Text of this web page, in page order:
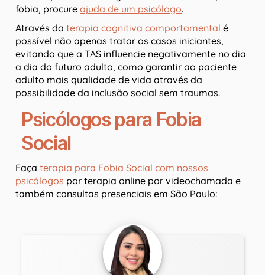
fobia, procure ajuda de um psicólogo.
Através da terapia cognitiva comportamental é
possível não apenas tratar os casos iniciantes,
evitando que a TAS influencie negativamente no dia
a dia do futuro adulto, como garantir ao paciente
adulto mais qualidade de vida através da
possibilidade da inclusão social sem traumas.
Psicólogos para Fobia
Social
Faça terapia para Fobia Social com nossos
psicólogos por terapia online por videochamada e
também consultas presenciais em São Paulo: